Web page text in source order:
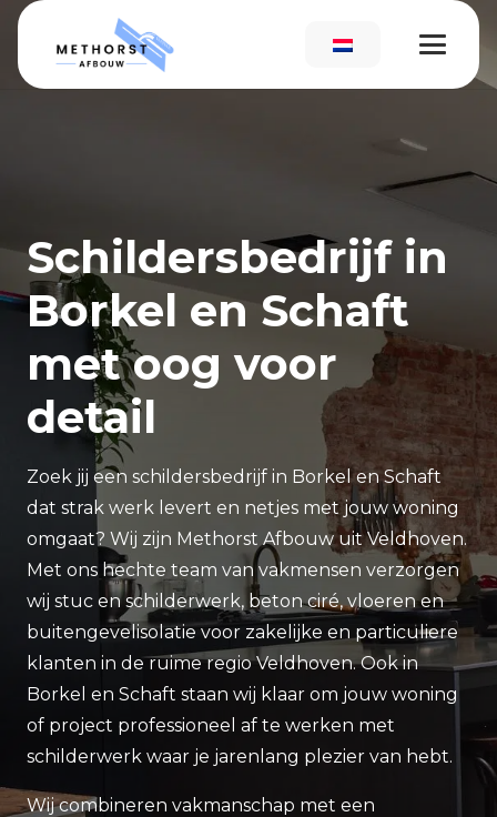
Schildersbedrijf in
Borkel en Schaft
met oog voor
detail
Zoek jij een schildersbedrijf in Borkel en Schaft
dat strak werk levert en netjes met jouw woning
omgaat? Wij zijn Methorst Afbouw uit Veldhoven.
Met ons hechte team van vakmensen verzorgen
wij stuc en schilderwerk, beton ciré, vloeren en
buitengevelisolatie voor zakelijke en particuliere
klanten in de ruime regio Veldhoven. Ook in
Borkel en Schaft staan wij klaar om jouw woning
of project professioneel af te werken met
schilderwerk waar je jarenlang plezier van hebt.
Wij combineren vakmanschap met een